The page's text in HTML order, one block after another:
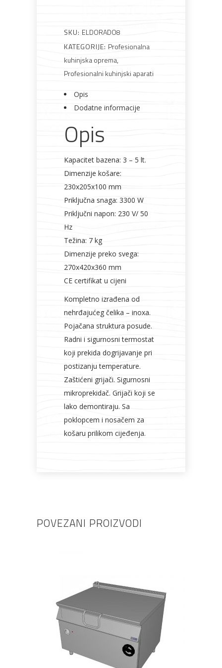
Metalna ElektromaterijalVijčana
SKU: ELDORADO8
KATEGORIJE: Profesionalna
kuhinjska oprema,
Profesionalni kuhinjski aparati
Opis
Dodatne informacije
Opis
Kapacitet bazena: 3 – 5 lt.
Dimenzije košare:
230x205x100 mm
Priključna snaga: 3300 W
Priključni napon: 230 V/ 50
Hz
Težina: 7 kg
Dimenzije preko svega:
270x420x360 mm
CE certifikat u cijeni
Kompletno izrađena od
nehrđajućeg čelika – inoxa.
Pojačana struktura posude.
Radni i sigurnosni termostat
koji prekida dogrijavanje pri
postizanju temperature.
Zaštićeni grijači. Sigurnosni
mikroprekidač. Grijači koji se
lako demontiraju. Sa
poklopcem i nosačem za
košaru prilikom cijeđenja.
POVEZANI PROIZVODI
PROČITAJ VIŠE